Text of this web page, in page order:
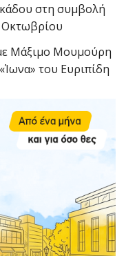
στη συμβολή
Μάξιμο Μουμούρη
του Ευριπίδη